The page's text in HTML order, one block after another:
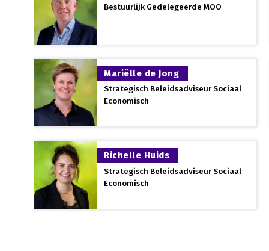
Nederland heeft haar positie als wereldwijd
duurzame voedsel- en groenproducten verworven
bedrijfsleven en overheid – de ‘gouden driehoek’. Het
kracht. Dit behelst alle kennisinstellingen (VMBO, MBO,
bezighouden met gezond en veilig voedsel, bloemen
en de groene omgeving.
Het groene onderwijs is ondergebracht bij het
Nederland werkt samen met het groene onderwijs,
(LNV) en partners vanuit het bedrijfsleven in het
het groene onderwijs. In het Groenpact is hier
onderwijsinstellingen en meer aandacht voor het
Tevens is LTO Nederland betrokken in de
afspraken gemaakt over het MBO-onderwijs en stages.
Bestuurlijk Gedelegeerde MOO
Mariëlle de Jong
Strategisch Beleidsadviseur Sociaal
Economisch
Richelle Huids
Strategisch Beleidsadviseur Sociaal
Economisch